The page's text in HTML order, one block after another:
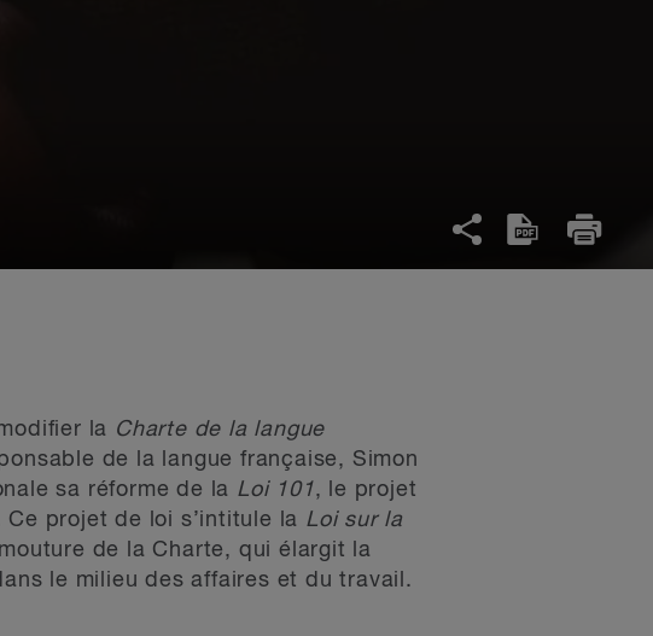
la Charte de la langue
de la langue française, Simon
sa réforme de la Loi 101, le projet
projet de loi s’intitule la Loi sur la
de la Charte, qui élargit la
le milieu des affaires et du travail.